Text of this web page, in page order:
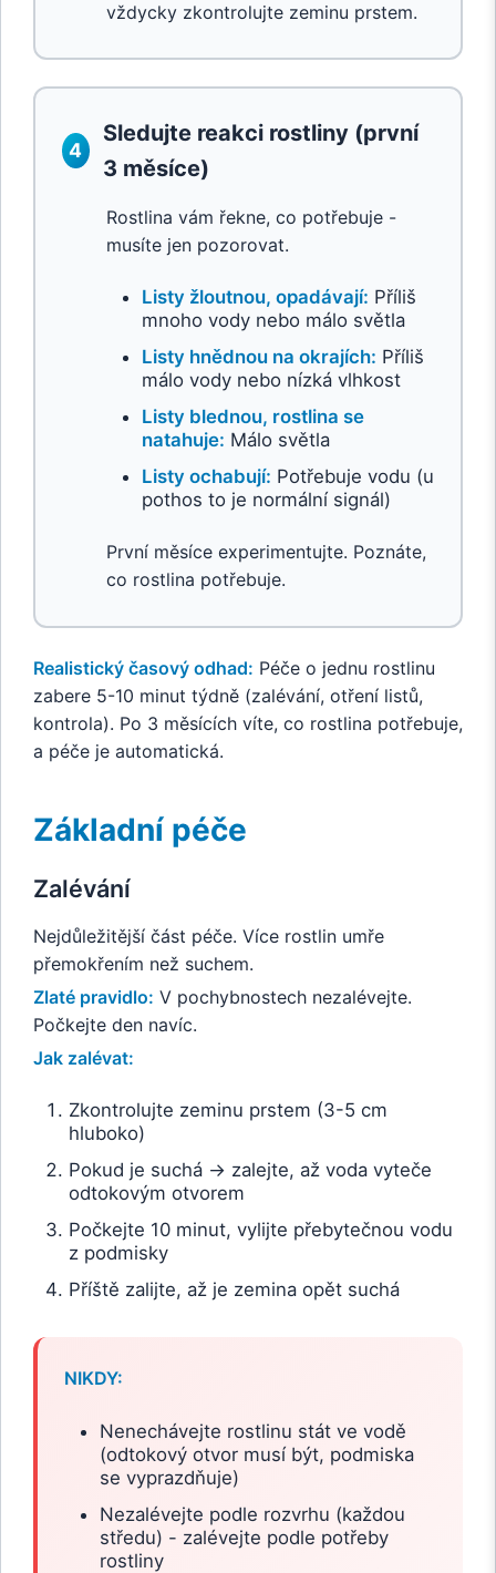
vždycky zkontrolujte zeminu prstem.
4
Sledujte reakci rostliny (první
3 měsíce)
Rostlina vám řekne, co potřebuje -
musíte jen pozorovat.
Listy žloutnou, opadávají: Příliš
mnoho vody nebo málo světla
Listy hnědnou na okrajích: Příliš
málo vody nebo nízká vlhkost
Listy blednou, rostlina se
natahuje: Málo světla
Listy ochabují: Potřebuje vodu (u
pothos to je normální signál)
První měsíce experimentujte. Poznáte,
co rostlina potřebuje.
Realistický časový odhad: Péče o jednu rostlinu
zabere 5-10 minut týdně (zalévání, otření listů,
kontrola). Po 3 měsících víte, co rostlina potřebuje,
a péče je automatická.
Základní péče
Zalévání
Nejdůležitější část péče. Více rostlin umře
přemokřením než suchem.
Zlaté pravidlo: V pochybnostech nezalévejte.
Počkejte den navíc.
Jak zalévat:
Zkontrolujte zeminu prstem (3-5 cm
hluboko)
Pokud je suchá → zalejte, až voda vyteče
odtokovým otvorem
Počkejte 10 minut, vylijte přebytečnou vodu
z podmisky
Příště zalijte, až je zemina opět suchá
NIKDY:
Nenechávejte rostlinu stát ve vodě
(odtokový otvor musí být, podmiska
se vyprazdňuje)
Nezalévejte podle rozvrhu (každou
středu) - zalévejte podle potřeby
rostliny